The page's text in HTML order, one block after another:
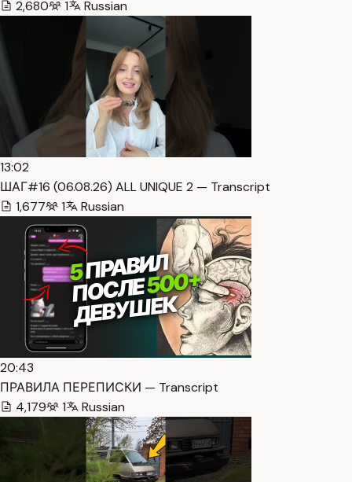
2,680
1 Russian
13:02
ШАГ#16 (06.08.26) ALL UNIQUE 2 — Transcript
1,677
1 Russian
20:43
ПРАВИЛА ПЕРЕПИСКИ — Transcript
4,179
1 Russian